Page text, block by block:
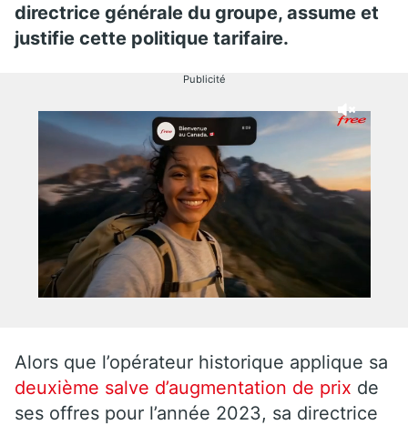
directrice générale du groupe, assume et
justifie cette politique tarifaire.
Publicité
Alors que l’opérateur historique applique sa
deuxième salve d’augmentation de prix de
ses offres pour l’année 2023, sa directrice